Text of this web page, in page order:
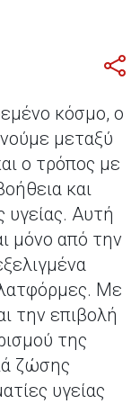
κόσμο, ο
μεταξύ
ο τρόπος με
και
υγείας. Αυτή
μόνο από την
Με
την επιβολή
της
ζώσης
υγείας